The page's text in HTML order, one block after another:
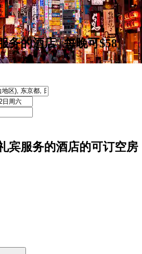
务的酒店 | 每晚可$58
宾服务的酒店的可订空房